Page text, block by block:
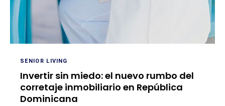
SENIOR LIVING
Invertir sin miedo: el nuevo rumbo del
corretaje inmobiliario en República
Dominicana